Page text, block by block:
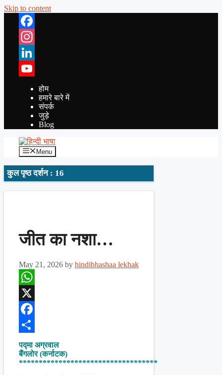
Skip to content
Facebook
Instagram
LinkedIn
YouTube
होम
हमारे बारे में
संपर्क
जुड़े
Blog
Menu
कुल पृष्ठ दर्शन : 16
जीत का नशा…
May 21, 2026 by hindibhashaa lekhak
WhatsApp
X
Facebook
Share
पद्मा अग्रवाल
बैंगलोर (कर्नाटक)
***********************************